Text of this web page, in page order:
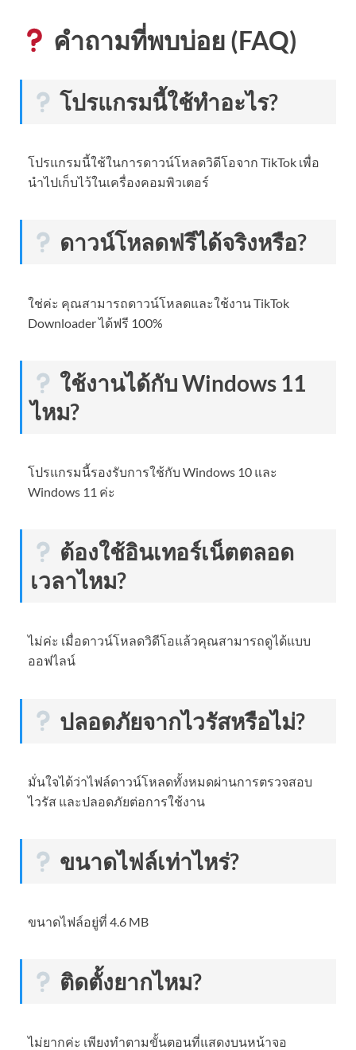
คำถามที่พบบ่อย (FAQ)
โปรแกรมนี้ใช้ทำอะไร?
โปรแกรมนี้ใช้ในการดาวน์โหลดวิดีโอจาก TikTok เพื่อ
นำไปเก็บไว้ในเครื่องคอมพิวเตอร์
ดาวน์โหลดฟรีได้จริงหรือ?
ใช่ค่ะ คุณสามารถดาวน์โหลดและใช้งาน TikTok
Downloader ได้ฟรี 100%
ใช้งานได้กับ Windows 11
ไหม?
โปรแกรมนี้รองรับการใช้กับ Windows 10 และ
Windows 11 ค่ะ
ต้องใช้อินเทอร์เน็ตตลอด
เวลาไหม?
ไม่ค่ะ เมื่อดาวน์โหลดวิดีโอแล้วคุณสามารถดูได้แบบ
ออฟไลน์
ปลอดภัยจากไวรัสหรือไม่?
มั่นใจได้ว่าไฟล์ดาวน์โหลดทั้งหมดผ่านการตรวจสอบ
ไวรัส และปลอดภัยต่อการใช้งาน
ขนาดไฟล์เท่าไหร่?
ขนาดไฟล์อยู่ที่ 4.6 MB
ติดตั้งยากไหม?
ไม่ยากค่ะ เพียงทำตามขั้นตอนที่แสดงบนหน้าจอ